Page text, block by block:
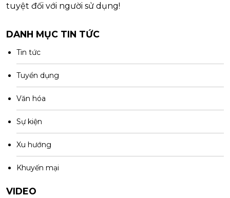
tuyệt đối với người sử dụng!
DANH MỤC TIN TỨC
Tin tức
Tuyển dụng
Văn hóa
Sự kiện
Xu hướng
Khuyến mại
VIDEO